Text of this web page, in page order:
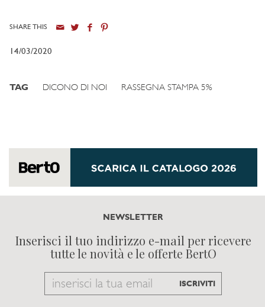
SHARE THIS
14/03/2020
TAG DICONO DI NOI RASSEGNA STAMPA 5%
NEWSLETTER
Inserisci il tuo indirizzo e-mail per ricevere
tutte le novità e le offerte BertO
Email ISCRIVITI